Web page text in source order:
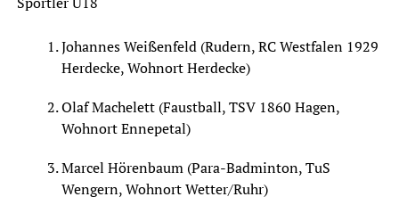
Johannes Weißenfeld (Rudern, RC Westfalen 1929
Herdecke, Wohnort Herdecke)
Olaf Machelett (Faustball, TSV 1860 Hagen,
Wohnort Ennepetal)
Marcel Hörenbaum (Para-Badminton, TuS
Wengern, Wohnort Wetter/Ruhr)